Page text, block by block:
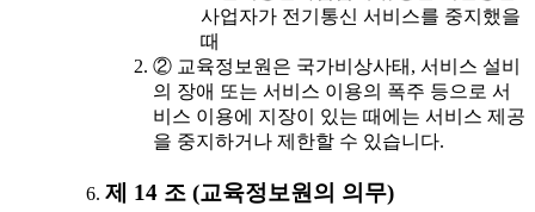
사업자가 전기통신 서비스를 중지했을
때
② 교육정보원은 국가비상사태, 서비스 설비
의 장애 또는 서비스 이용의 폭주 등으로 서
비스 이용에 지장이 있는 때에는 서비스 제공
을 중지하거나 제한할 수 있습니다.
제 14 조 (교육정보원의 의무)